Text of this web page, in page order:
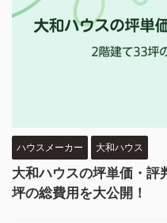
ハウスメーカー 大和ハウス
大和ハウスの坪単価・
坪の総費用を大公開！